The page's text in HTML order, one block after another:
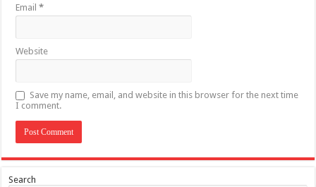
Email*
Website
Save my name, email, and website in this browser for the next time
I comment.
Search